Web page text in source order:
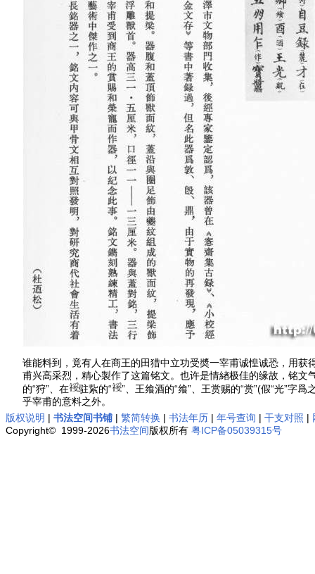
谁能料到，竟有人在商王的田猎中立功受奬一宰甫诚惶诚恐，用
甫兴高采烈，精心製作了这篇铭文。也许是情緖极佳的缘故，铭
的“狩”、在
驻紥的“
”、王飨酒的“飨”、王赏赐的“赏”(假“光”字
乎宰甫的意料之外。
版权说明 | 书法空间书铺 | 繁简转换 | 书法年历 | 年号查询 | 干支对照 |
Copyright© 1999-2026书法空间版权所有 粤ICP备05039315号